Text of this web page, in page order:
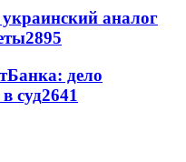
аналог
2895
дело
суд2641